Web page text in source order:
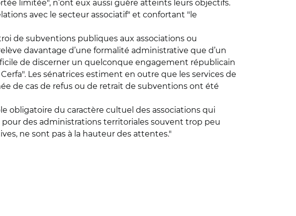
limitée", n’ont eux aussi guère atteints leurs objectifs.
avec le secteur associatif" et confortant "le
de subventions publiques aux associations ou
davantage d’une formalité administrative que d’un
de discerner un quelconque engagement républicain
Les sénatrices estiment en outre que les services de
de cas de refus ou de retrait de subventions ont été
obligatoire du caractère cultuel des associations qui
des administrations territoriales souvent trop peu
ne sont pas à la hauteur des attentes."